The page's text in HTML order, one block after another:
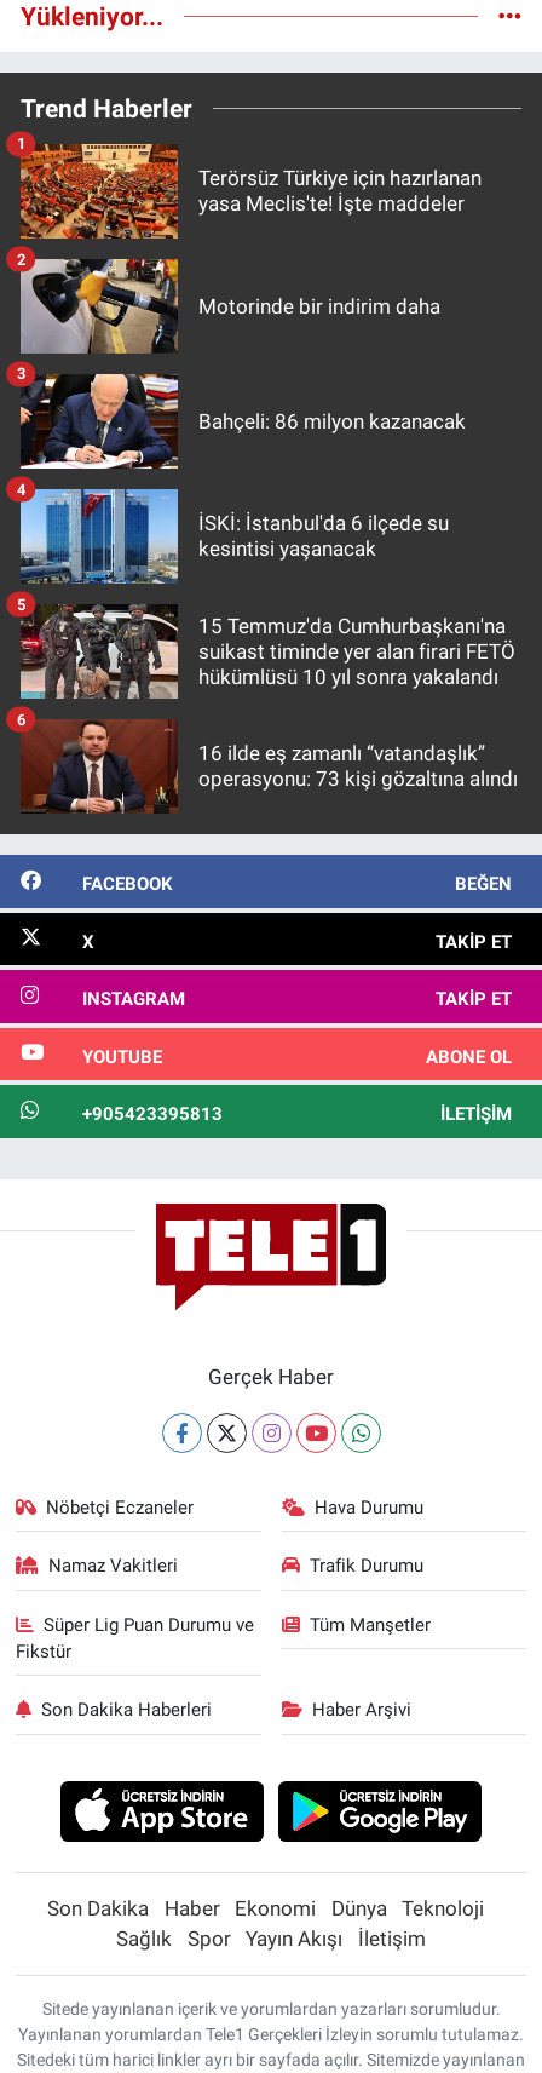
Yükleniyor...
Trend Haberler
Terörsüz Türkiye için hazırlanan
yasa Meclis'te! İşte maddeler
1
Motorinde bir indirim daha
2
Bahçeli: 86 milyon kazanacak
3
İSKİ: İstanbul'da 6 ilçede su
kesintisi yaşanacak
4
15 Temmuz'da Cumhurbaşkanı'na
suikast timinde yer alan firari FETÖ
hükümlüsü 10 yıl sonra yakalandı
5
16 ilde eş zamanlı “vatandaşlık”
operasyonu: 73 kişi gözaltına alındı
6
FACEBOOK BEĞEN
X TAKIP ET
INSTAGRAM TAKIP ET
YOUTUBE ABONE OL
+905423395813 İLETIŞIM
Gerçek Haber
Nöbetçi Eczaneler Hava Durumu
Namaz Vakitleri Trafik Durumu
Süper Lig Puan Durumu ve
Fikstür
Tüm Manşetler
Son Dakika Haberleri Haber Arşivi
Son Dakika Haber Ekonomi Dünya
Teknoloji
Sağlık
Spor Yayın Akışı İletişim
Sitede yayınlanan içerik ve yorumlardan yazarları sorumludur.
Yayınlanan yorumlardan Tele1 Gerçekleri İzleyin sorumlu tutulamaz.
Sitedeki tüm harici linkler ayrı bir sayfada açılır. Sitemizde yayınlanan